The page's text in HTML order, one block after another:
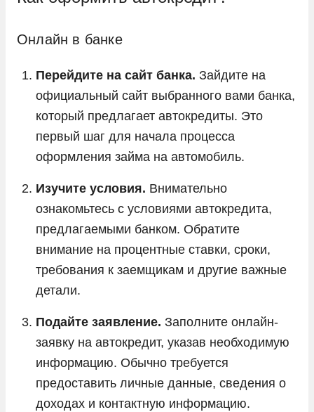
Онлайн в банке
Перейдите на сайт банка. Зайдите на
официальный сайт выбранного вами банка,
который предлагает автокредиты. Это
первый шаг для начала процесса
оформления займа на автомобиль.
Изучите условия. Внимательно
ознакомьтесь с условиями автокредита,
предлагаемыми банком. Обратите
внимание на процентные ставки, сроки,
требования к заемщикам и другие важные
детали.
Подайте заявление. Заполните онлайн-
заявку на автокредит, указав необходимую
информацию. Обычно требуется
предоставить личные данные, сведения о
доходах и контактную информацию.